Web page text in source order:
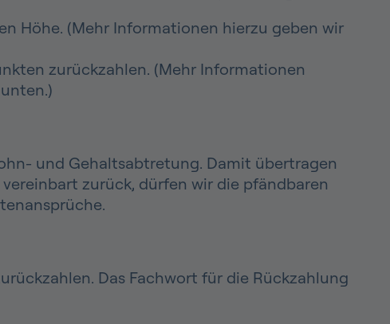
Höhe. (Mehr Informationen hierzu geben wir
zurückzahlen. (Mehr Informationen
und Gehaltsabtretung. Damit übertragen
zurück, dürfen wir die pfändbaren
Das Fachwort für die Rückzahlung